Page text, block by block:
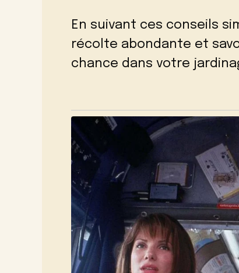
En suivant ces conseils
récolte abondante et
chance dans votre